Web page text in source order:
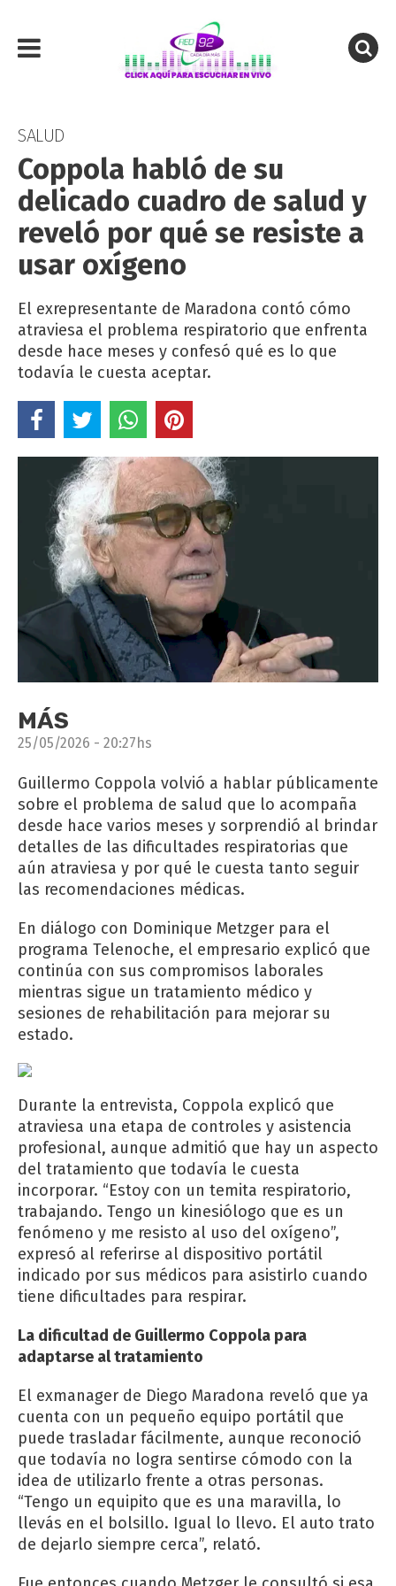
SALUD
Coppola habló de su
delicado cuadro de salud y
reveló por qué se resiste a
usar oxígeno
El exrepresentante de Maradona contó cómo
atraviesa el problema respiratorio que enfrenta
desde hace meses y confesó qué es lo que
todavía le cuesta aceptar.
MÁS
25/05/2026 - 20:27hs
Guillermo Coppola volvió a hablar públicamente
sobre el problema de salud que lo acompaña
desde hace varios meses y sorprendió al brindar
detalles de las dificultades respiratorias que
aún atraviesa y por qué le cuesta tanto seguir
las recomendaciones médicas.
En diálogo con Dominique Metzger para el
programa Telenoche, el empresario explicó que
continúa con sus compromisos laborales
mientras sigue un tratamiento médico y
sesiones de rehabilitación para mejorar su
estado.
Durante la entrevista, Coppola explicó que
atraviesa una etapa de controles y asistencia
profesional, aunque admitió que hay un aspecto
del tratamiento que todavía le cuesta
incorporar. “Estoy con un temita respiratorio,
trabajando. Tengo un kinesiólogo que es un
fenómeno y me resisto al uso del oxígeno”,
expresó al referirse al dispositivo portátil
indicado por sus médicos para asistirlo cuando
tiene dificultades para respirar.
La dificultad de Guillermo Coppola para
adaptarse al tratamiento
El exmanager de Diego Maradona reveló que ya
cuenta con un pequeño equipo portátil que
puede trasladar fácilmente, aunque reconoció
que todavía no logra sentirse cómodo con la
idea de utilizarlo frente a otras personas.
“Tengo un equipito que es una maravilla, lo
llevás en el bolsillo. Igual lo llevo. El auto trato
de dejarlo siempre cerca”, relató.